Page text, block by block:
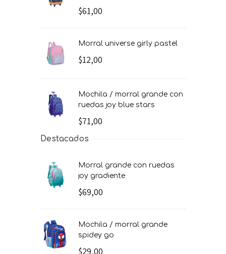
$61,00
morral universe girly pastel
$12,00
mochila / morral grande con
ruedas joy blue stars
$71,00
Destacados
morral grande con ruedas
joy gradiente
$69,00
mochila / morral grande
spidey go
$29,00